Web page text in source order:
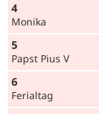
4
Monika
5
Papst Pius V
6
Ferialtag